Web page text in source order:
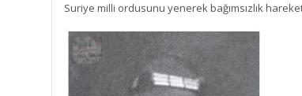
Suriye milli ordusunu yenerek bağımsızlık